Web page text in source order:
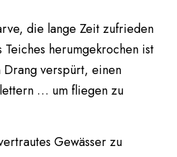
die lange Zeit zufrieden
herumgekrochen ist
Drang verspürt, einen
… um fliegen zu
Gewässer zu